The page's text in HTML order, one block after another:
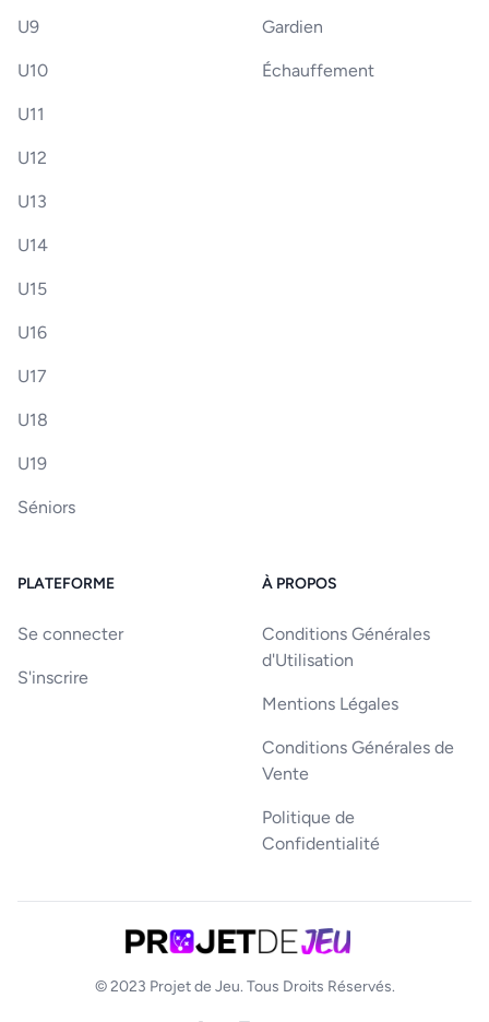
U9
U10
U11
U12
U13
U14
U15
U16
U17
U18
U19
Séniors
Gardien
Échauffement
PLATEFORME
Se connecter
S'inscrire
À PROPOS
Conditions Générales
d'Utilisation
Mentions Légales
Conditions Générales de
Vente
Politique de
Confidentialité
© 2023 Projet de Jeu. Tous Droits Réservés.